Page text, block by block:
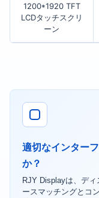
1200*1920 TFT
LCDタッチスクリ
ーン
適切なインター
か？
RJY Displayは、デ
ースマッチングとコ